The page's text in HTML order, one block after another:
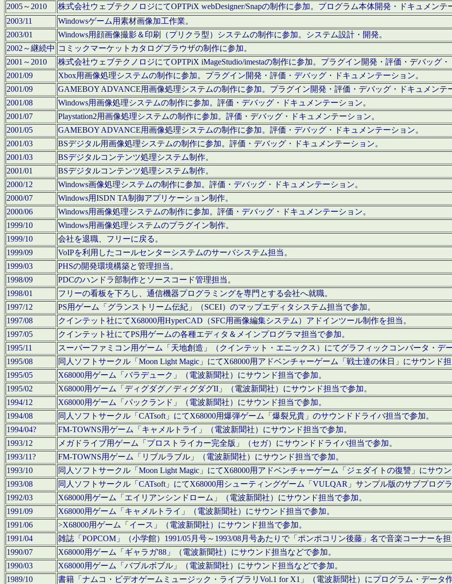
2005～2010
株式会社ウェブテクノロジにてOPTPiX webDesigner/Snapの制作に参加。プログラム本体開発・ドキュメンテ
2003/11
Windowsゲーム用素材画像加工作業。
2003/01
Windows用顔画像撮影＆印刷（プリクラ型）システムの制作に参加。システム設計・開発。
2002～継続中 コミックマーケットカタログブラウザの制作に参加。
2001～2010
株式会社ウェブテクノロジにてOPTPiX iMageStudio/imestaの制作に参加。プラグイン開発・評価・デバッグ
2001/09
Xbox用画像処理システムの制作に参加。プラグイン開発・評価・デバッグ・ドキュメンテーション。
2001/09
GAMEBOY ADVANCE用画像処理システムの制作に参加。プラグイン開発・評価・デバッグ・ドキュメンテ
2001/08
Windows用画像処理システムの制作に参加。評価・デバッグ・ドキュメンテーション。
2001/07
Playstation2用画像処理システムの制作に参加。評価・デバッグ・ドキュメンテーション。
2001/05
GAMEBOY ADVANCE用画像処理システムの制作に参加。評価・デバッグ・ドキュメンテーション。
2001/03
BSデジタル用画像処理システムの制作に参加。評価・デバッグ・ドキュメンテーション。
2001/03
BSデジタルコンテンツ処理システム制作。
2001/01
BSデジタルコンテンツ処理システム制作。
2000/12
Windows画像処理システムの制作に参加。評価・デバッグ・ドキュメンテーション。
2000/07
Windows用ISDN TA制御アプリケーション制作。
2000/06
Windows用画像処理システムの制作に参加。評価・デバッグ・ドキュメンテーション。
1999/10
Windows用画像処理システムのプラグイン制作。
1999/10
会社を退職、フリーに戻る。
1999/09
VoIPを利用したコールセンターシステムのサーバシステム担当。
1999/03
PHSの開発環境構築と管理担当。
1998/09
PDCのハンドラ部制作とソースコード管理担当。
1998/01
フリーの看板を下ろし、通信機器プログラミングを専門とする会社へ就職。
1997/12
PS用ゲーム「グランストリーム伝紀」（SCEI）のマップエディタシステム担当で参加。
1997/08
クインテット社にてX68000用HyperCAD（SFC用画像編集システム）アドインツール制作を担当。
1997/05
クインテット社にてPS用ゲームの各種エディタ＆メインプログラマ担当で参加。
1995/11
スーパーファミコン用ゲーム「天地創造」（クインテット・エニックス）にてグラフィックコンバータ・デ
1995/08
同人ソフトサークル「Moon Light Magic」にてX68000用アドベンチャーゲーム「戦士達の休日」にサウンド
1995/05
X68000用ゲーム「バラデューク」（電波新聞社）にサウンド担当で参加。
1995/02
X68000用ゲーム「ディグダグ／ディグダグII」（電波新聞社）にサウンド担当で参加。
1994/12
X68000用ゲーム「パックランド」（電波新聞社）にサウンド担当で参加。
1994/08
同人ソフトサークル「CATsoft」にてX68000用爆弾ゲーム「爆裂兄貴」のサウンドドライバ担当で参加。
1994/04?
FM-TOWNS用ゲーム「キャメルトライ」（電波新聞社）にサウンド担当で参加。
1993/12
メガドライブ用ゲーム「プロストライカー完全版」（セガ）にサウンドドライバ担当で参加。
1993/11?
FM-TOWNS用ゲーム「リブルラブル」（電波新聞社）にサウンド担当で参加。
1993/10
同人ソフトサークル「Moon Light Magic」にてX68000用アドベンチャーゲーム「ジェダイトの復讐」にサウ
1993/08
同人ソフトサークル「CATsoft」にてX68000用シューティングゲーム「VULQAR」サンプル版のサブプログ
1992/03
X68000用ゲーム「エイリアンシンドローム」（電波新聞社）にサウンド担当で参加。
1991/09
X68000用ゲーム「キャメルトライ」（電波新聞社）にサウンド担当で参加。
1991/06
>X68000用ゲーム「イース」（電波新聞社）にサウンド担当で参加。
1991/04
雑誌「POPCOM」（小学館）1991/05月号～1993/08月号あたりで「ポンポコリン後藤」名で音楽コーナーを
1990/07
X68000用ゲーム「ギャラガ'88」（電波新聞社）にサウンド担当などで参加。
1990/03
X68000用ゲーム「バブルボブル」（電波新聞社）にサウンド担当などで参加。
1989/10
書籍「ナムコ・ビデオゲームミュージック・ライブラリVol.1 for X1」（電波新聞社）にプログラム・データ